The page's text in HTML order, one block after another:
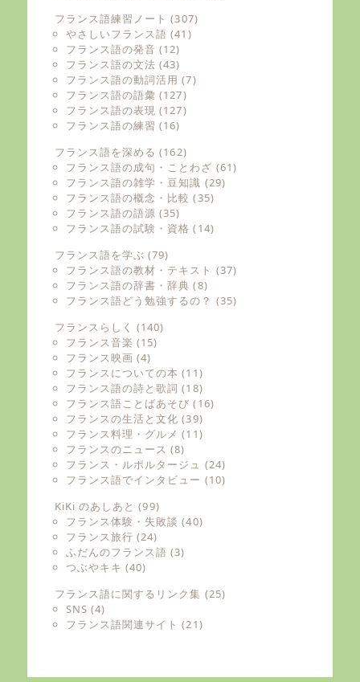
フランス語練習ノート (307)
やさしいフランス語 (41)
フランス語の発音 (12)
フランス語の文法 (43)
フランス語の動詞活用 (7)
フランス語の語彙 (127)
フランス語の表現 (127)
フランス語の練習 (16)
フランス語を深める (162)
フランス語の成句・ことわざ (61)
フランス語の雑学・豆知識 (29)
フランス語の概念・比較 (35)
フランス語の語源 (35)
フランス語の試験・資格 (14)
フランス語を学ぶ (79)
フランス語の教材・テキスト (37)
フランス語の辞書・辞典 (8)
フランス語どう勉強するの？ (35)
フランスらしく (140)
フランス音楽 (15)
フランス映画 (4)
フランスについての本 (11)
フランス語の詩と歌詞 (18)
フランス語ことばあそび (16)
フランスの生活と文化 (39)
フランス料理・グルメ (11)
フランスのニュース (8)
フランス・ルポルタージュ (24)
フランス語でインタビュー (10)
KiKi のあしあと (99)
フランス体験・失敗談 (40)
フランス旅行 (24)
ふだんのフランス語 (3)
つぶやキキ (40)
フランス語に関するリンク集 (25)
SNS (4)
フランス語関連サイト (21)